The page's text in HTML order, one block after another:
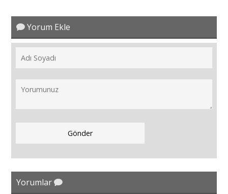
Yorum Ekle
Yorumlar